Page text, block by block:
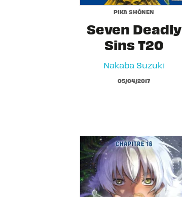
PIKA SHÔNEN
Seven Deadly
Sins T20
Nakaba Suzuki
05/04/2017